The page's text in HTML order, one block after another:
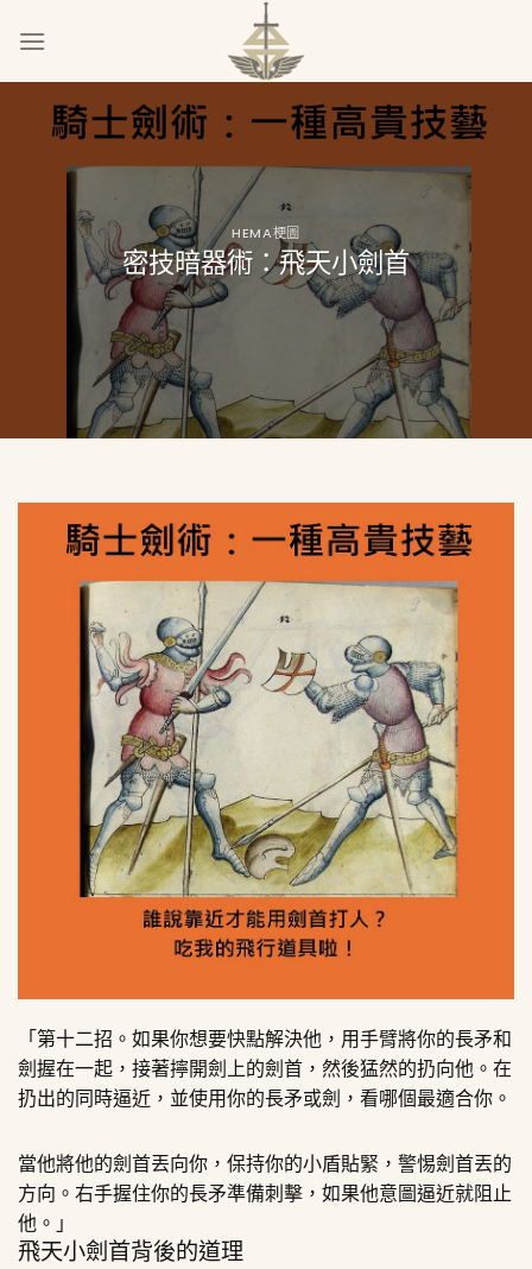
HEMA梗圖
密技暗器術：飛天小劍首
「第十二招。如果你想要快點解決他，用手臂將你的長矛和
劍握在一起，接著擰開劍上的劍首，然後猛然的扔向他。在
扔出的同時逼近，並使用你的長矛或劍，看哪個最適合你。
當他將他的劍首丟向你，保持你的小盾貼緊，警惕劍首丟的
方向。右手握住你的長矛準備刺擊，如果他意圖逼近就阻止
他。」
飛天小劍首背後的道理